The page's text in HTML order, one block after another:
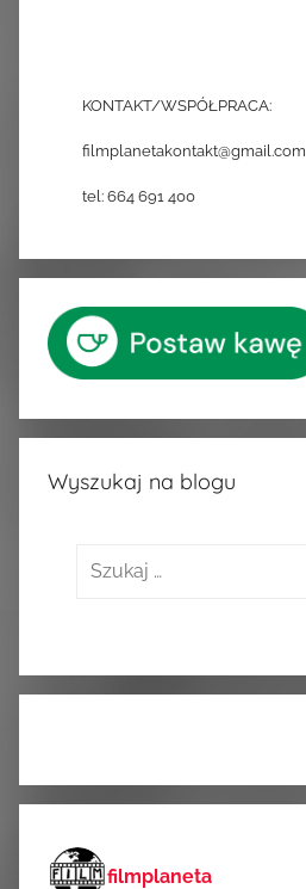
KONTAKT/WSPÓŁPRACA:
filmplanetakontakt@gmail.com
tel: 664 691 400
Wyszukaj na blogu
Szukaj:
filmplaneta